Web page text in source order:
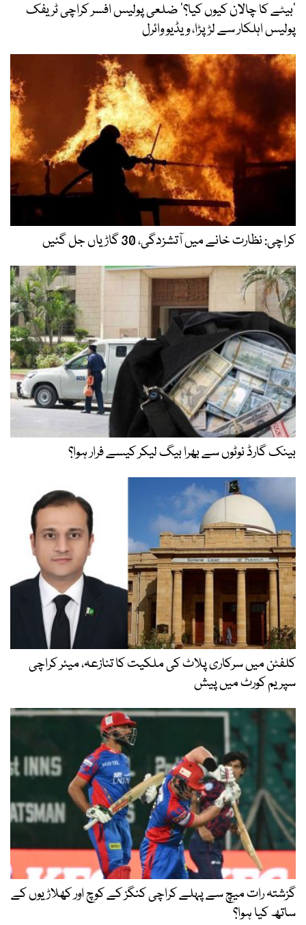
’بیٹے کا چالان کیوں کیا؟‘ ضلعی پولیس افسر کراچی ٹریفک
پولیس اہلکار سے لڑ پڑا، ویڈیو وائرل
کراچی: نظارت خانے میں آتشزدگی، 30 گاڑیاں جل گئیں
بینک گارڈ نوٹوں سے بھرا بیگ لیکر کیسے فرار ہوا؟
کلفٹن میں سرکاری پلاٹ کی ملکیت کا تنازعہ، میئر کراچی
سپریم کورٹ میں پیش
گزشتہ رات میچ سے پہلے کراچی کنگز کے کوچ اور کھلاڑیوں کے
ساتھ کیا ہوا؟